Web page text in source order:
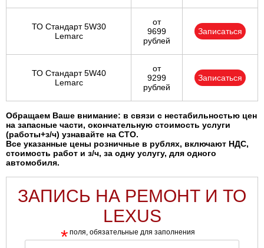
ТО Стандарт 5W30
Lemarc
от
9699
рублей
Записаться
ТО Стандарт 5W40
Lemarc
от
9299
рублей
Записаться
Обращаем Ваше внимание: в связи с нестабильностью цен
на запасные части, окончательную стоимость услуги
(работы+з/ч) узнавайте на СТО.
Все указанные цены розничные в рублях, включают НДС,
стоимость работ и з/ч, за одну услугу, для одного
автомобиля.
ЗАПИСЬ НА РЕМОНТ И ТО
LEXUS
* поля, обязательные для заполнения